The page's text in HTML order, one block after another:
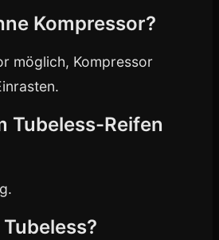
Kompressor?
möglich, Kompressor
Tubeless-Reifen